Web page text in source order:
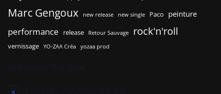
Marc Gengoux new release new single Paco peinture
performance release Retour Sauvage rock'n'roll
vernissage YO-ZAA Créa yozaa prod